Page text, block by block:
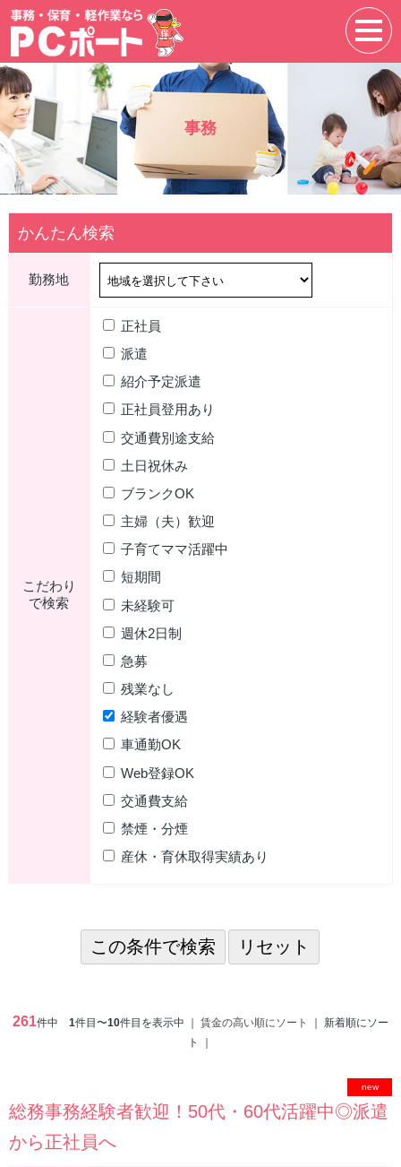
事務
かんたん検索
勤務地
こだわり
で検索
正社員
派遣
紹介予定派遣
正社員登用あり
交通費別途支給
土日祝休み
ブランクOK
主婦（夫）歓迎
子育てママ活躍中
短期間
未経験可
週休2日制
急募
残業なし
経験者優遇
車通勤OK
Web登録OK
交通費支給
禁煙・分煙
産休・育休取得実績あり
261件中 1件目〜10件目を表示中 ｜ 賃金の高い順にソート
｜ 新着順にソー
ト ｜
new
総務事務経験者歓迎！50代・60代活躍中◎派遣
から正社員へ